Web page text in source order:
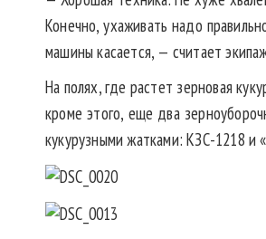
Конечно, ухаживать надо
машины касается, — считает
На полях, где растет зерновая
кроме этого, еще два
кукурузными жатками: КЗС-1218 и